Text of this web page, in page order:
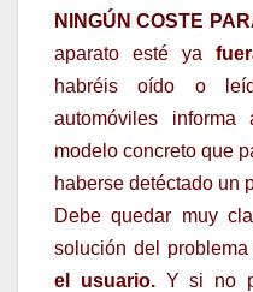
NINGÚN COSTE
aparato esté ya
habréis oído o
automóviles
modelo concreto que
haberse detéctado un
Debe quedar muy
solución del
el usuario.Y si no